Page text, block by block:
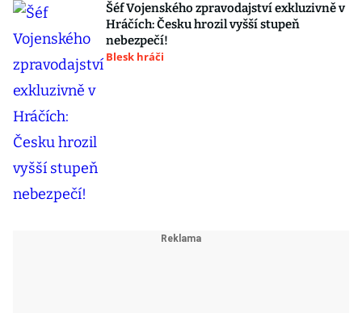
Šéf Vojenského zpravodajství exkluzivně v
Hráčích: Česku hrozil vyšší stupeň
nebezpečí!
Blesk hráči